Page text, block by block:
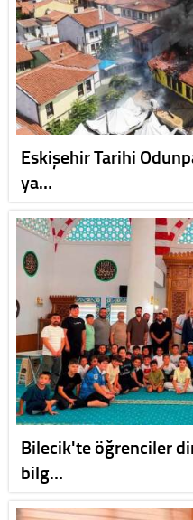
Eskişehir Tarihi
ya…
Bilecik'te öğrenciler
bilg…